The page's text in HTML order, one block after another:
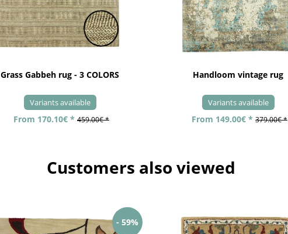
Grass Gabbeh rug - 3 COLORS
Variants available
From 170.10€ * 459.00€ *
Handloom vintage rug
Variants available
From 149.00€ * 379.00€ *
Customers also viewed
- 59%